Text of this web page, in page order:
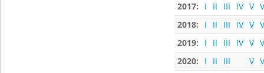
2017:
I II III IV V
2018:
I II III IV V
2019:
I II III IV V
2020:
I II III V